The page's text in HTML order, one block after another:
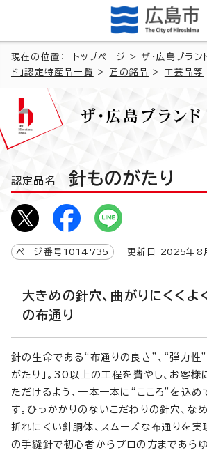
現在の位置： トップページ > ザ・広島ブラン
ド」認定特産品一覧
> 匠の銘品 > 工芸品等
認定品名 針ものがたり
ページ番号 1014735 更新日 2025年8
大きめの針穴、曲がりにくくよ
の布通り
針の生命である“布通りの良さ”、“弾力性
がたり」。30以上の工程を費やし、お客
ただけるよう、一本一本に“こころ”を込め
す。ひっかかりのないこだわりの針穴、な
折れにくい針胴体、スムーズな布通りを
の手縫針で初心者からプロの方まであら